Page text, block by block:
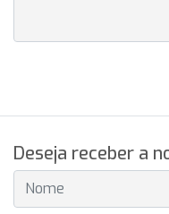
Deseja receber a